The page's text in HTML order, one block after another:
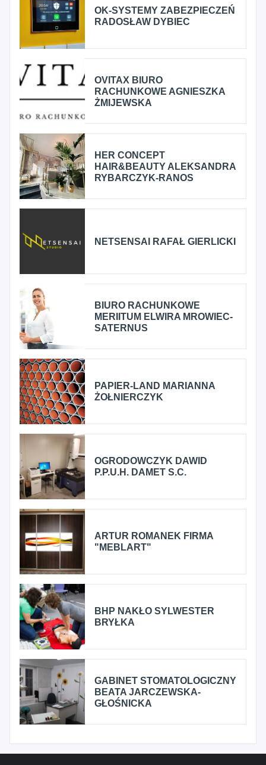
OK-SYSTEMY ZABEZPIECZEŃ
RADOSŁAW DYBIEC
OVITAX BIURO
RACHUNKOWE AGNIESZKA
ŻMIJEWSKA
HER CONCEPT
HAIR&BEAUTY ALEKSANDRA
RYBARCZYK-RANOS
NETSENSAI RAFAŁ GIERLICKI
BIURO RACHUNKOWE
MERIITUM ELWIRA MROWIEC-
SATERNUS
PAPIER-LAND MARIANNA
ŻOŁNIERCZYK
OGRODOWCZYK DAWID
P.P.U.H. DAMET S.C.
ARTUR ROMANEK FIRMA
"MEBLART"
BHP NAKŁO SYLWESTER
BRYŁKA
GABINET STOMATOLOGICZNY
BEATA JARCZEWSKA-
GŁOŚNICKA